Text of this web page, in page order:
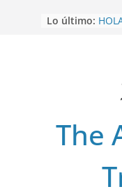
Lo último:
EL
The